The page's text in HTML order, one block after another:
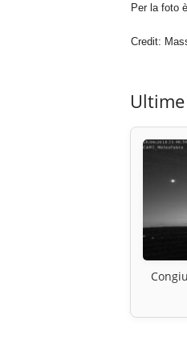
Per la foto
Credit: